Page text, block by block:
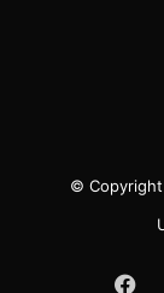
© Copyright